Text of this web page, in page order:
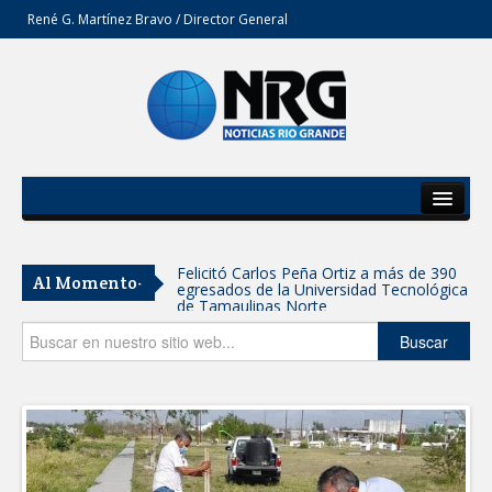
René G. Martínez Bravo / Director General
Del Estado
Secciones
Opinión
Al Momento- Felicitó Carlos Peña Ortiz a más de 390
egresados de la Universidad Tecnológica
de Tamaulipas Norte
GOBIERNO DE CARMEN LILIA
GARANTIZAR UN MEJOR SERVICIO DE
AGUA POTABLE
Facilita DIF Tamaulipas trámite de
credencial y placas de circulación para
personas con discapacidad
Buscar